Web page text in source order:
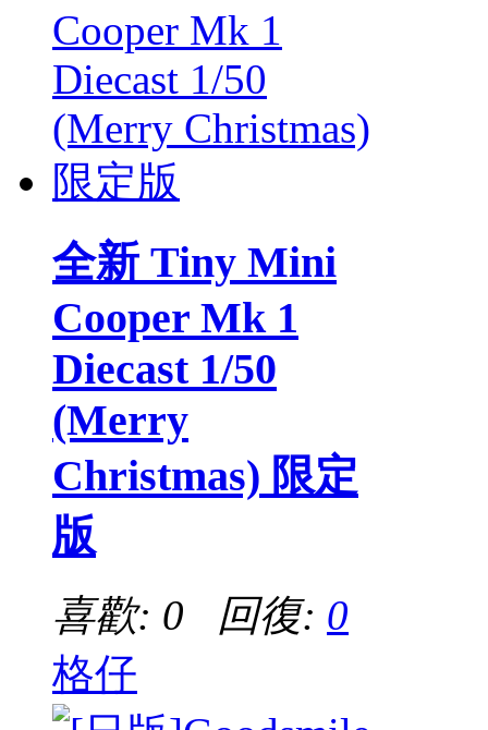
全新 Tiny Mini
Cooper Mk 1
Diecast 1/50
(Merry
Christmas) 限定
版
喜歡: 0 回復: 0
格仔